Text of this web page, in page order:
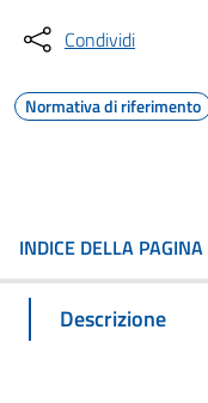
Condividi
Normativa di riferimento
INDICE DELLA PAGINA
Descrizione